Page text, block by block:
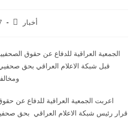
أخبار
الجمعية العراقية للدفاع عن حقوق
قبل شبكة الاعلام العراقي بحق
اعربت الجمعية العراقية للدفاع عن
قرار رئيس شبكة الاعلام العراقي بحق